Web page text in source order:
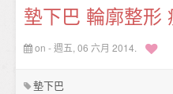
墊下巴 輪廓整形
on - 週五, 06 六月 2014.
墊下巴